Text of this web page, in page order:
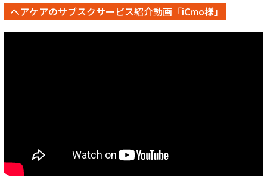
ヘアケアのサブスクサービス紹介動画「iCmo様」